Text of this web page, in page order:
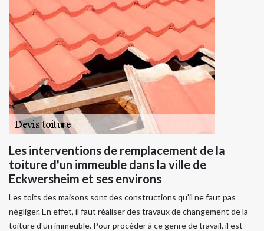
Les interventions de remplacement de la
toiture d'un immeuble dans la ville de
Eckwersheim et ses environs
Les toits des maisons sont des constructions qu'il ne faut pas
négliger. En effet, il faut réaliser des travaux de changement de la
toiture d'un immeuble. Pour procéder à ce genre de travail, il est